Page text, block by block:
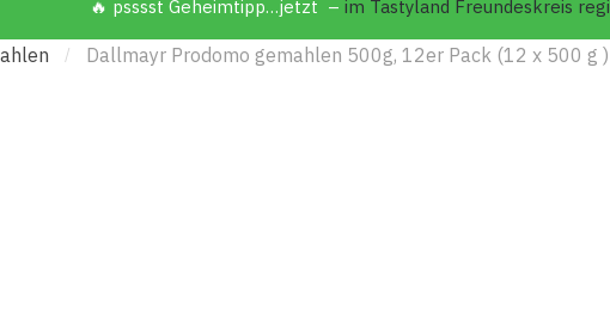
🔥 psssst Geheimtipp…jetzt – im Tastyland Freundeskreis
/ Dallmayr Prodomo gemahlen 500g, 12er Pack (12 x 500 g )